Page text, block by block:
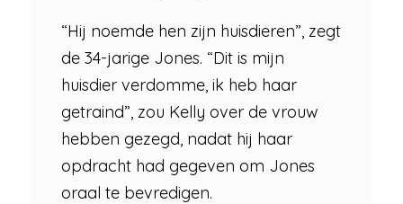
“Hij noemde hen zijn huisdieren”, zegt
de 34-jarige Jones. “Dit is mijn
huisdier verdomme, ik heb haar
getraind”, zou Kelly over de vrouw
hebben gezegd, nadat hij haar
opdracht had gegeven om Jones
oraal te bevredigen.